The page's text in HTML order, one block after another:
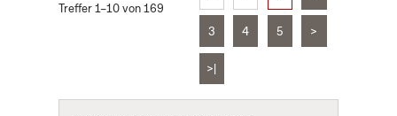
Treffer 1–10 von 169
3 4 5 >
>|